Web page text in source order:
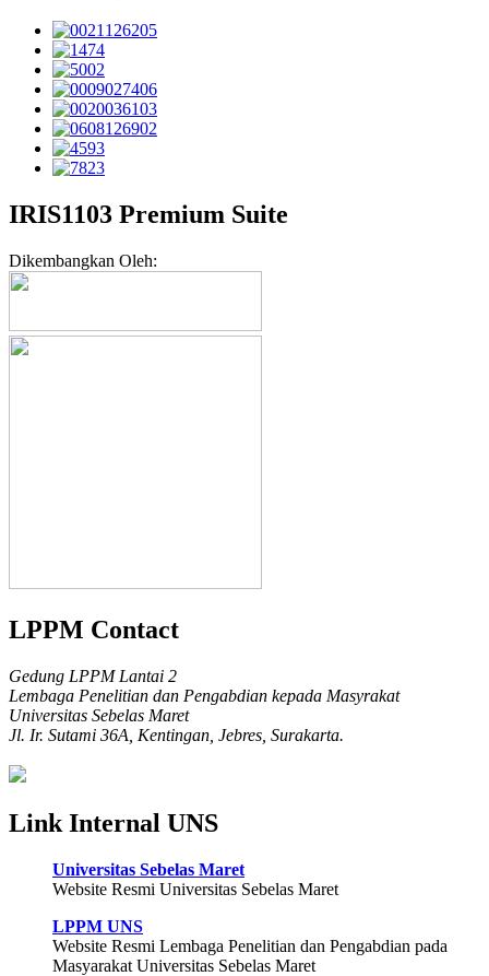
IRIS1103 Premium Suite
Dikembangkan Oleh:
LPPM Contact
Gedung LPPM Lantai 2
Lembaga Penelitian dan Pengabdian kepada Masyrakat
Universitas Sebelas Maret
Jl. Ir. Sutami 36A, Kentingan, Jebres, Surakarta.
Link Internal UNS
Universitas Sebelas Maret
Website Resmi Universitas Sebelas Maret
LPPM UNS
Website Resmi Lembaga Penelitian dan Pengabdian pada
Masyarakat Universitas Sebelas Maret